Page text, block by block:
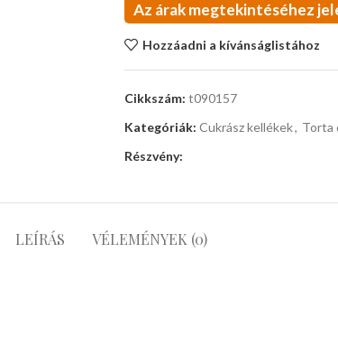
Az árak megtekintéséhez
Hozzáadni a kívánságlistához
Cikkszám: t090157
Kategóriák: Cukrász kellékek, Torta
Részvény:
LEÍRÁS VÉLEMÉNYEK (0)